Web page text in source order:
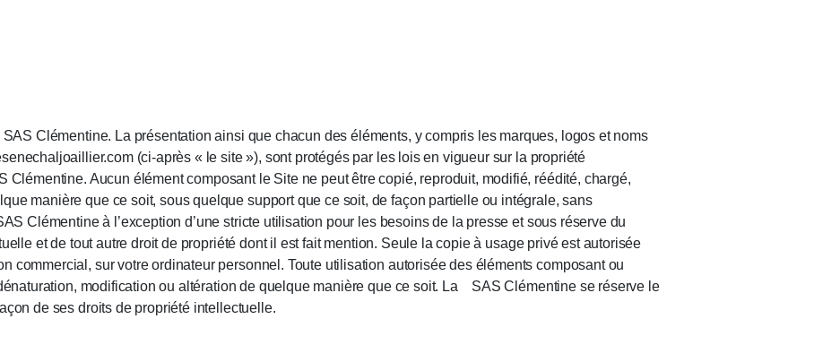
Clémentine. La présentation ainsi que chacun des éléments, y compris les marques, logos et noms
(ci-après « le site »), sont protégés par les lois en vigueur sur la propriété
Clémentine. Aucun élément composant le Site ne peut être copié, reproduit, modifié, réédité, chargé,
manière que ce soit, sous quelque support que ce soit, de façon partielle ou intégrale, sans
Clémentine à l’exception d’une stricte utilisation pour les besoins de la presse et sous réserve du
et de tout autre droit de propriété dont il est fait mention. Seule la copie à usage privé est autorisée
commercial, sur votre ordinateur personnel. Toute utilisation autorisée des éléments composant ou
modification ou altération de quelque manière que ce soit. La SAS Clémentine se réserve le
de ses droits de propriété intellectuelle.